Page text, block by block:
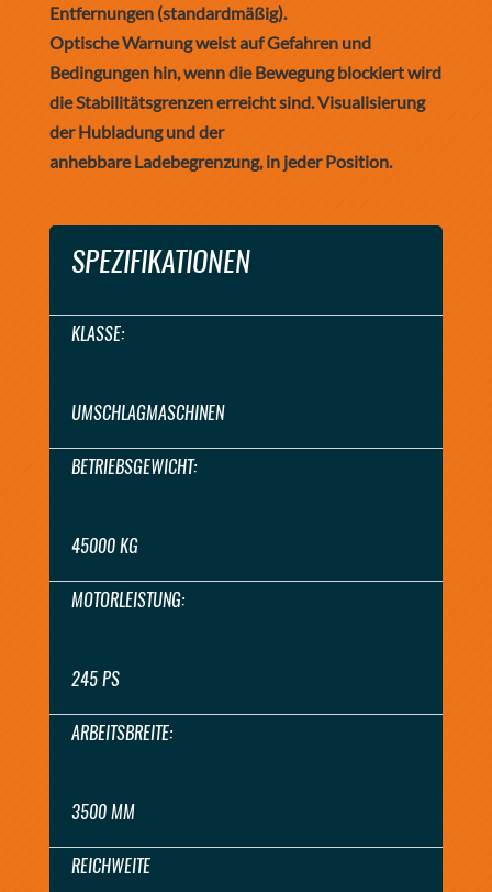
Entfernungen (standardmäßig).
Optische Warnung weist auf Gefahren und
Bedingungen hin, wenn die Bewegung blockiert wird
die Stabilitätsgrenzen erreicht sind. Visualisierung
der Hubladung und der
anhebbare Ladebegrenzung, in jeder Position.
SPEZIFIKATIONEN
KLASSE:
UMSCHLAGMASCHINEN
BETRIEBSGEWICHT:
45000 KG
MOTORLEISTUNG:
245 PS
ARBEITSBREITE:
3500 MM
REICHWEITE